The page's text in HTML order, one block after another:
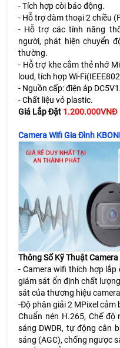
- Tích hợp còi báo động.
- Hỗ trợ đàm thoại 2 chiều
- Hỗ trợ các tính năng
người, phát hiện chuyển
thường.
- Hỗ trợ khe cắm thẻ nhớ
loud, tích hợp Wi-
- Nguồn cấp: điện áp
- Chất liệu vỏ plastic.
Giá Lắp Đặt 1.200.000VNĐ
Camera Wifi Gia Đình
Thông Số Kỹ Thuật
- Camera wifi thích hợp
giám sát ổn định chất
sát của thương hiệu
-Độ phân giải 2 MPixel cảm
Chuẩn nén H.265, Chế độ
sáng DWDR, tự động cân
sáng (AGC), chống ngược